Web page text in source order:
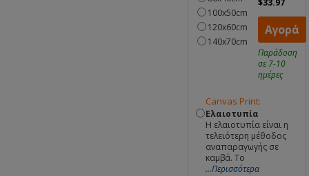
100x50cm
120x60cm
140x70cm
$33.97
Αγορά
Παράδοση
σε 7-10
ημέρες
Canvas Print:
Ελαιοτυπία
Η ελαιοτυπία είναι η
τελειότερη μέθοδος
αναπαραγωγής σε
καμβά. Το
...Περισσότερα